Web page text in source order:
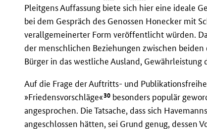
Pleitgens Auffassung biete sich hier eine ideale
bei dem Gespräch des Genossen Honecker mit
verallgemeinerter Form veröffentlicht würden.
der menschlichen Beziehungen zwischen
Bürger in das westliche Ausland,
Auf die Frage der Auftritts- und
»Friedensvorschläge«30 besonders populär
angesprochen. Die Tatsache, dass sich
angeschlossen hätten, sei Grund genug, dessen